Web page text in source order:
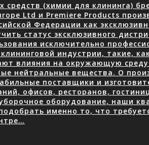
(химии для клининга)
Ltd и Premiere Products
Федерации как
статус эксклюзивного
исключительно
индустрии, такие,
влияния на окружающую
нейтральные вещества. О
поставщики и
офисов, ресторанов,
оборудование, наши
именно то, что